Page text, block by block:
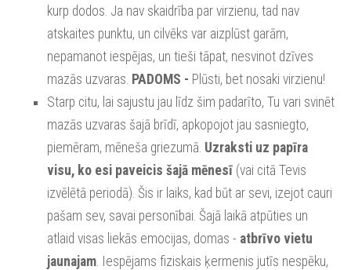
kurp dodos. Ja nav skaidrība par virzienu, tad nav
atskaites punktu, un cilvēks var aizplūst garām,
nepamanot iespējas, un tieši tāpat, nesvinot dzīves
mazās uzvaras. PADOMS - Plūsti, bet nosaki virzienu!
Starp citu, lai sajustu jau līdz šim padarīto, Tu vari svinēt
mazās uzvaras šajā brīdī, apkopojot jau sasniegto,
piemēram, mēneša griezumā. Uzraksti uz papīra
visu, ko esi paveicis šajā mēnesī (vai citā Tevis
izvēlētā periodā). Šis ir laiks, kad būt ar sevi, izejot cauri
pašam sev, savai personībai. Šajā laikā atpūties un
atlaid visas liekās emocijas, domas - atbrīvo vietu
jaunajam Iespējams fiziskais ķermenis jutīs nespēku,